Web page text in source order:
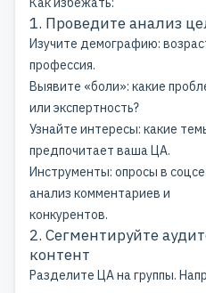
1. Проведите анализ
Изучите демографию:
профессия.
Выявите «боли»: какие
или экспертность?
Узнайте интересы: какие
предпочитает ваша ЦА.
Инструменты: опросы в
анализ комментариев и
конкурентов.
2. Сегментируйте
контент
Разделите ЦА на группы.